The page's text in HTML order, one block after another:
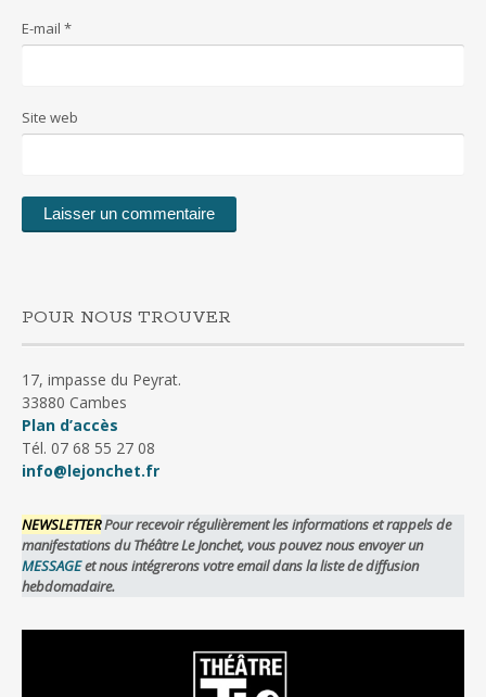
E-mail *
Site web
POUR NOUS TROUVER
17, impasse du Peyrat.
33880 Cambes
Plan d’accès
Tél. 07 68 55 27 08
info@lejonchet.fr
NEWSLETTERPour recevoir régulièrement les informations et rappels de
manifestations du Théâtre Le Jonchet, vous pouvez nous envoyer un
MESSAGEet nous intégrerons votre email dans la liste de diffusion
hebdomadaire.